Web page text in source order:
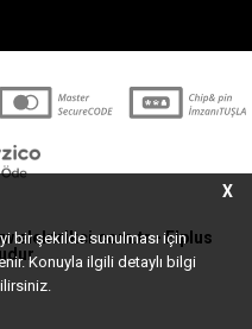
X
bir şekilde sunulması için
Konuyla ilgili detaylı bilgi
-Elplus